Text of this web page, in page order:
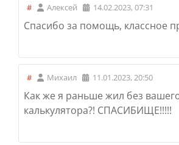
# Алексей 14.02.2023, 07:31
Спасибо за помощь, классное
# Михаил 11.01.2023, 20:50
Как же я раньше жил без
калькулятора?! СПАСИБИЩЕ!!!!!